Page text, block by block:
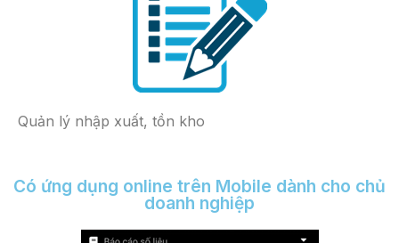
Quản lý nhập xuất, tồn kho
Có ứng dụng online trên Mobile dành cho chủ
doanh nghiệp